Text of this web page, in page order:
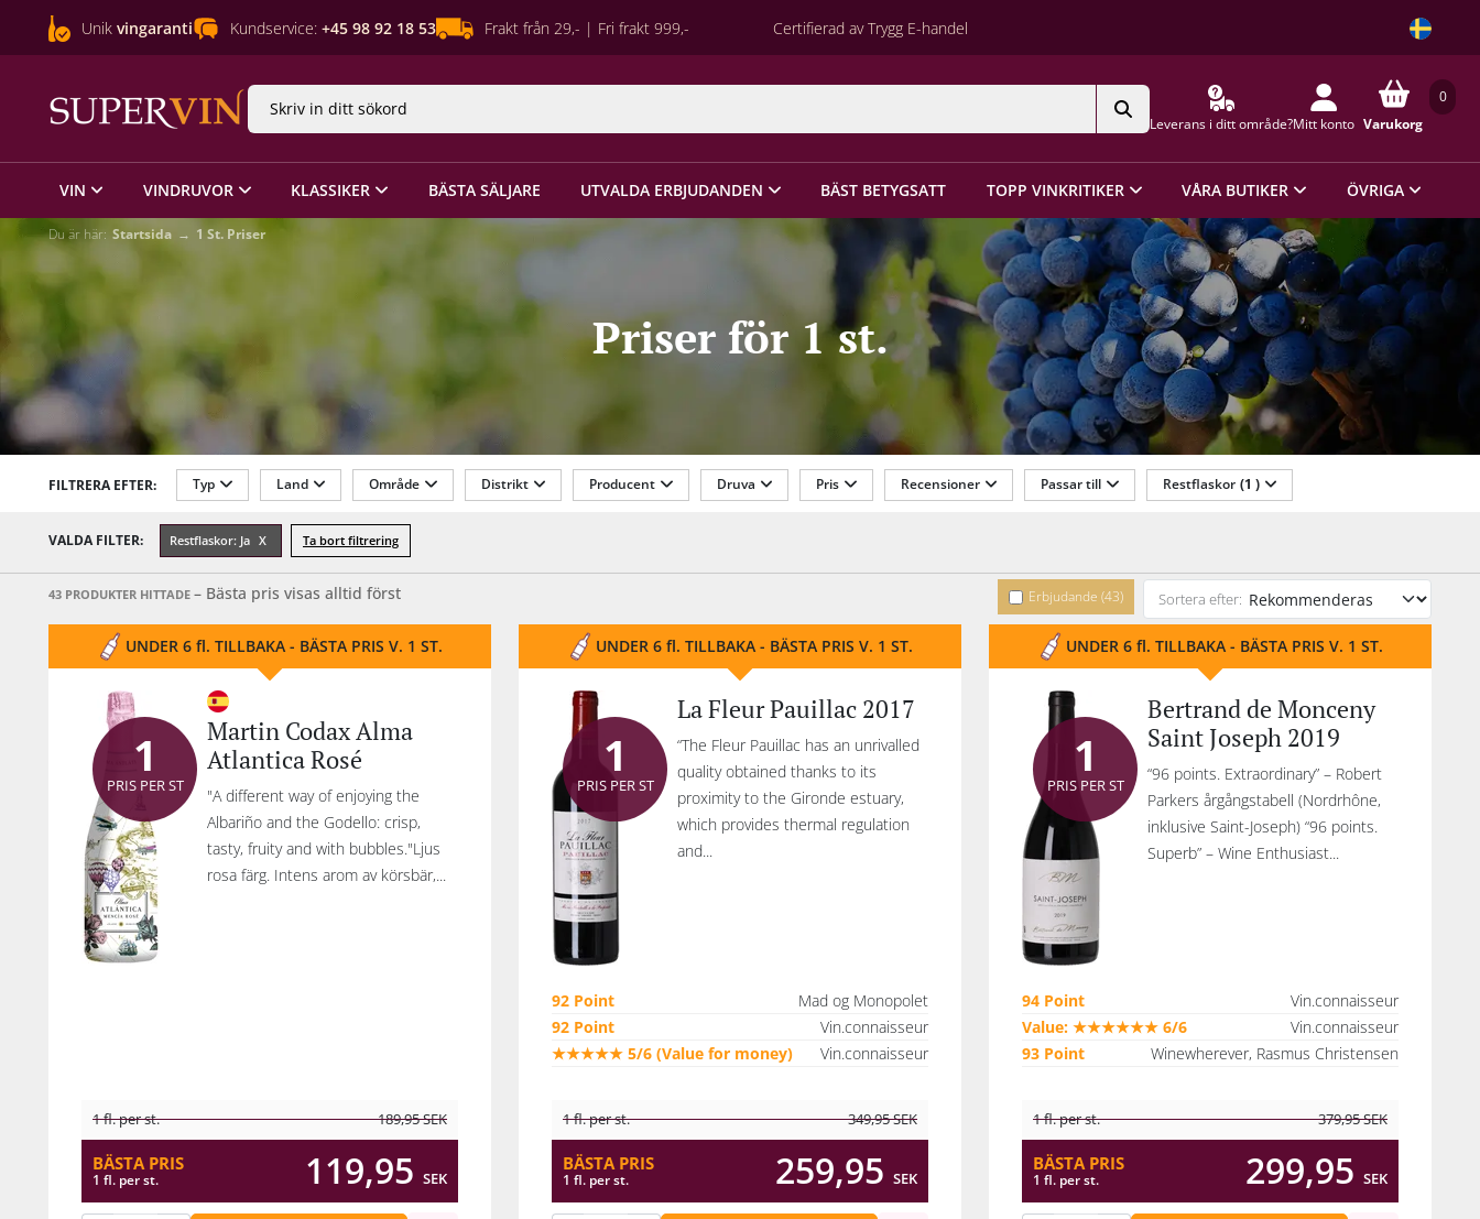
Unik vingaranti Kundservice: +45 98 92 18 53 Frakt från 29,- | Fri frakt 999,- Certifierad av Trygg E-handel
Leverans i ditt område?Mitt konto
0
Varukorg
VIN VINDRUVOR KLASSIKER BÄSTA SÄLJARE UTVALDA ERBJUDANDEN BÄST BETYGSATT TOPP VINKRITIKER VÅRA BUTIKER ÖVRIGA
Du är här: Startsida 1 St. Priser
Priser för 1 st.
FILTRERA EFTER: Typ Land Område Distrikt Producent Druva Pris Recensioner Passar till Restflaskor (1 )
Alkoholhalt % Årgång
Innehåll
VALDA FILTER: Restflaskor: Ja Ta bort filtrering
43 PRODUKTER HITTADE – Bästa pris visas alltid först Erbjudande (43) Sortera efter:
UNDER 6 fl. TILLBAKA - BÄSTA PRIS V. 1 ST.
1
PRIS PER ST
Martin Codax Alma
Atlantica Rosé
"A different way of enjoying the
Albariño and the Godello: crisp,
tasty, fruity and with bubbles."Ljus
rosa färg. Intens arom av körsbär,...
1 fl. per st. 189,95SEK
BÄSTA PRIS
1 fl. per st. 119,95 SEK
UNDER 6 fl. TILLBAKA - BÄSTA PRIS V. 1 ST.
1
PRIS PER ST
La Fleur Pauillac 2017
“The Fleur Pauillac has an unrivalled
quality obtained thanks to its
proximity to the Gironde estuary,
which provides thermal regulation
and...
92 Point
Mad og Monopolet
92 Point
Vin.connaisseur
★★★★★ 5/6 (Value for money)
Vin.connaisseur
1 fl. per st. 349,95SEK
BÄSTA PRIS
1 fl. per st. 259,95 SEK
UNDER 6 fl. TILLBAKA - BÄSTA PRIS V. 1 ST.
1
PRIS PER ST
Bertrand de Monceny
Saint Joseph 2019
“96 points. Extraordinary” – Robert
Parkers årgångstabell (Nordrhône,
inklusive Saint-Joseph) “96 points.
Superb” – Wine Enthusiast...
94 Point
Vin.connaisseur
Value: ★★★★★★ 6/6
Vin.connaisseur
93 Point
Winewherever, Rasmus Christensen
1 fl. per st. 379,95SEK
BÄSTA PRIS
1 fl. per st. 299,95 SEK